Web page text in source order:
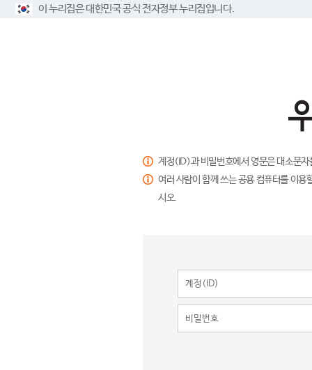
이 누리집은 대한민국 공식 전자정부 누리집입니다.
계정(ID)과 비밀번호에서 영문은 대소문
여러 사람이 함께 쓰는 공용 컴퓨터를 이
시오.